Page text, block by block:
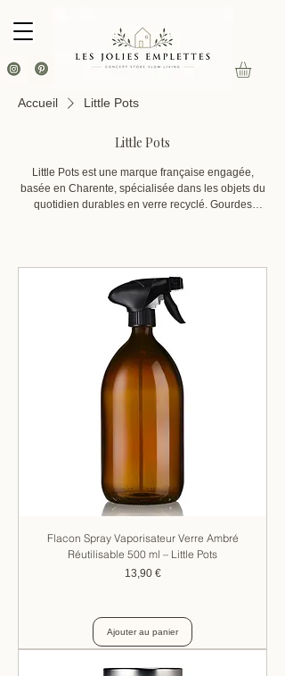
Accueil Little Pots
Little Pots
Little Pots est une marque française engagée,
basée en Charente, spécialisée dans les objets du
quotidien durables en verre recyclé. Gourdes
écologique désirable. Beau. Rechargeable.
Responsable. Pour boire, conserver et prendre
soin de soi sans plastique, au quotidien.
Flacon Spray Vaporisateur Verre Ambré
Réutilisable 500 ml – Little Pots
Prix
13,90 €
Ajouter au panier